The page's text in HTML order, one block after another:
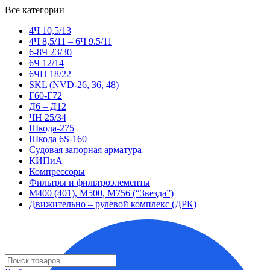
Все категории
4Ч 10,5/13
4Ч 8,5/11 – 6Ч 9.5/11
6-8Ч 23/30
6Ч 12/14
6ЧН 18/22
SKL (NVD-26, 36, 48)
Г60-Г72
Д6 – Д12
ЧН 25/34
Шкода-275
Шкода 6S-160
Судовая запорная арматура
КИПиА
Компрессоры
Фильтры и фильтроэлементы
М400 (401), М500, М756 (“Звезда”)
Движительно – рулевой комплекс (ДРК)